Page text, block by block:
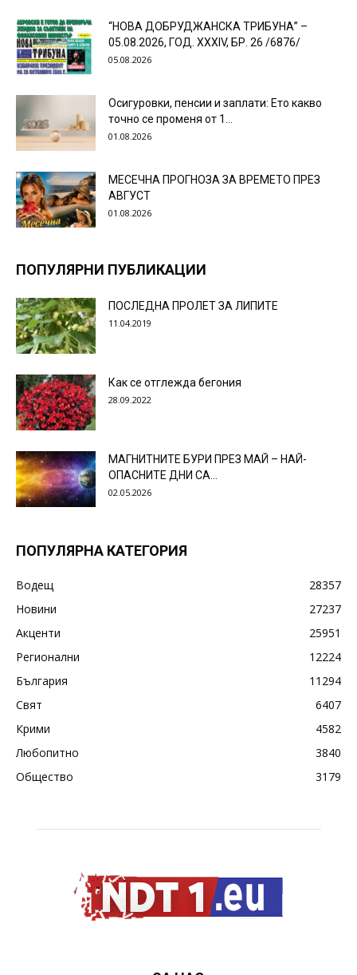
“НОВА ДОБРУДЖАНСКА ТРИБУНА” –
05.08.2026, ГОД. XXХIV, БР. 26 /6876/
05.08.2026
Осигуровки, пенсии и заплати: Ето какво
точно се променя от 1...
01.08.2026
МЕСЕЧНА ПРОГНОЗА ЗА ВРЕМЕТО ПРЕЗ
АВГУСТ
01.08.2026
ПОПУЛЯРНИ ПУБЛИКАЦИИ
ПОСЛЕДНА ПРОЛЕТ ЗА ЛИПИТЕ
11.04.2019
Как се отглежда бегония
28.09.2022
МАГНИТНИТЕ БУРИ ПРЕЗ МАЙ – НАЙ-
ОПАСНИТЕ ДНИ СА…
02.05.2026
ПОПУЛЯРНА КАТЕГОРИЯ
Водещ
28357
Новини
27237
Акценти
25951
Регионални
12224
България
11294
Свят
6407
Крими
4582
Любопитно
3840
Общество
3179